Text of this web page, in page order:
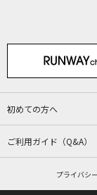
初めての方へ
ご利用ガイド（Q&A）
プライバシ